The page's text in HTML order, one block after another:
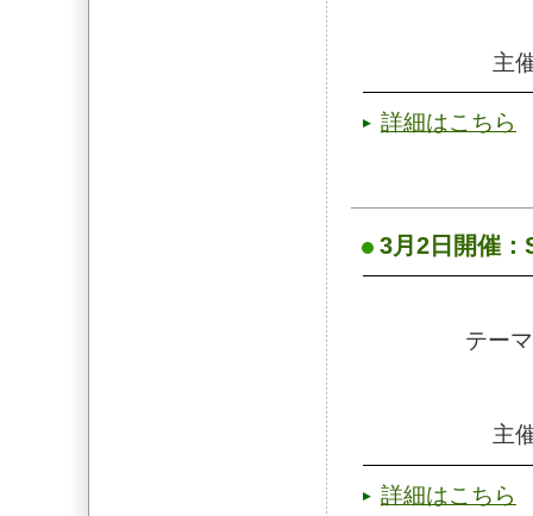
主
詳細はこちら
3月2日開催
テー
主
詳細はこちら